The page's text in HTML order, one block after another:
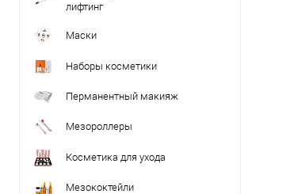
лифтинг
Маски
Наборы косметики
Перманентный макияж
Мезороллеры
Косметика для ухода
Мезококтейли